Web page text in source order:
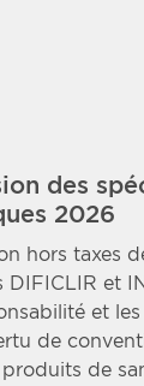
des
2026
hors taxes
DIFICLIR et
et
de
de